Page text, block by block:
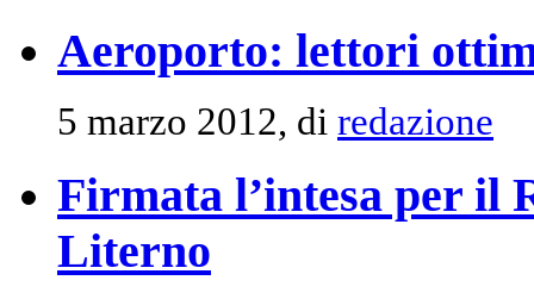
Aeroporto: lettori
5 marzo 2012, di redazione
Firmata l’intesa per il
Literno